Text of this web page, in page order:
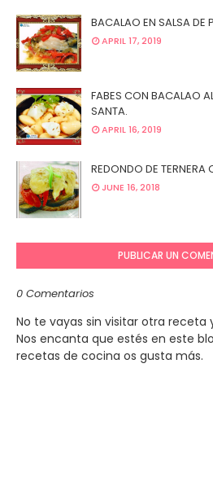
BACALAO EN SALSA DE
APRIL 17, 2019
FABES CON BACALAO
SANTA.
APRIL 16, 2019
REDONDO DE TERNERA
JUNE 16, 2018
PUBLICAR UN
0 Comentarios
No te vayas sin visitar otra receta
Nos encanta que estés en este
recetas de cocina os gusta más.